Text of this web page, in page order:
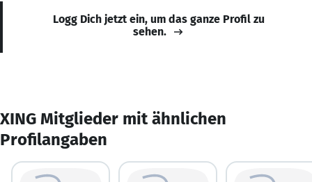
Logg Dich jetzt ein, um das ganze Profil zu
sehen.
XING Mitglieder mit ähnlichen
Profilangaben